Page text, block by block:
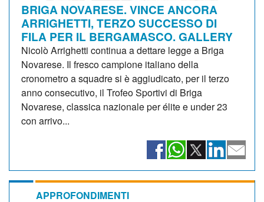
BRIGA NOVARESE. VINCE ANCORA
ARRIGHETTI, TERZO SUCCESSO DI
FILA PER IL BERGAMASCO. GALLERY
Nicolò Arrighetti continua a dettare legge a Briga
Novarese. Il fresco campione italiano della
cronometro a squadre si è aggiudicato, per il terzo
anno consecutivo, il Trofeo Sportivi di Briga
Novarese, classica nazionale per élite e under 23
con arrivo...
APPROFONDIMENTI